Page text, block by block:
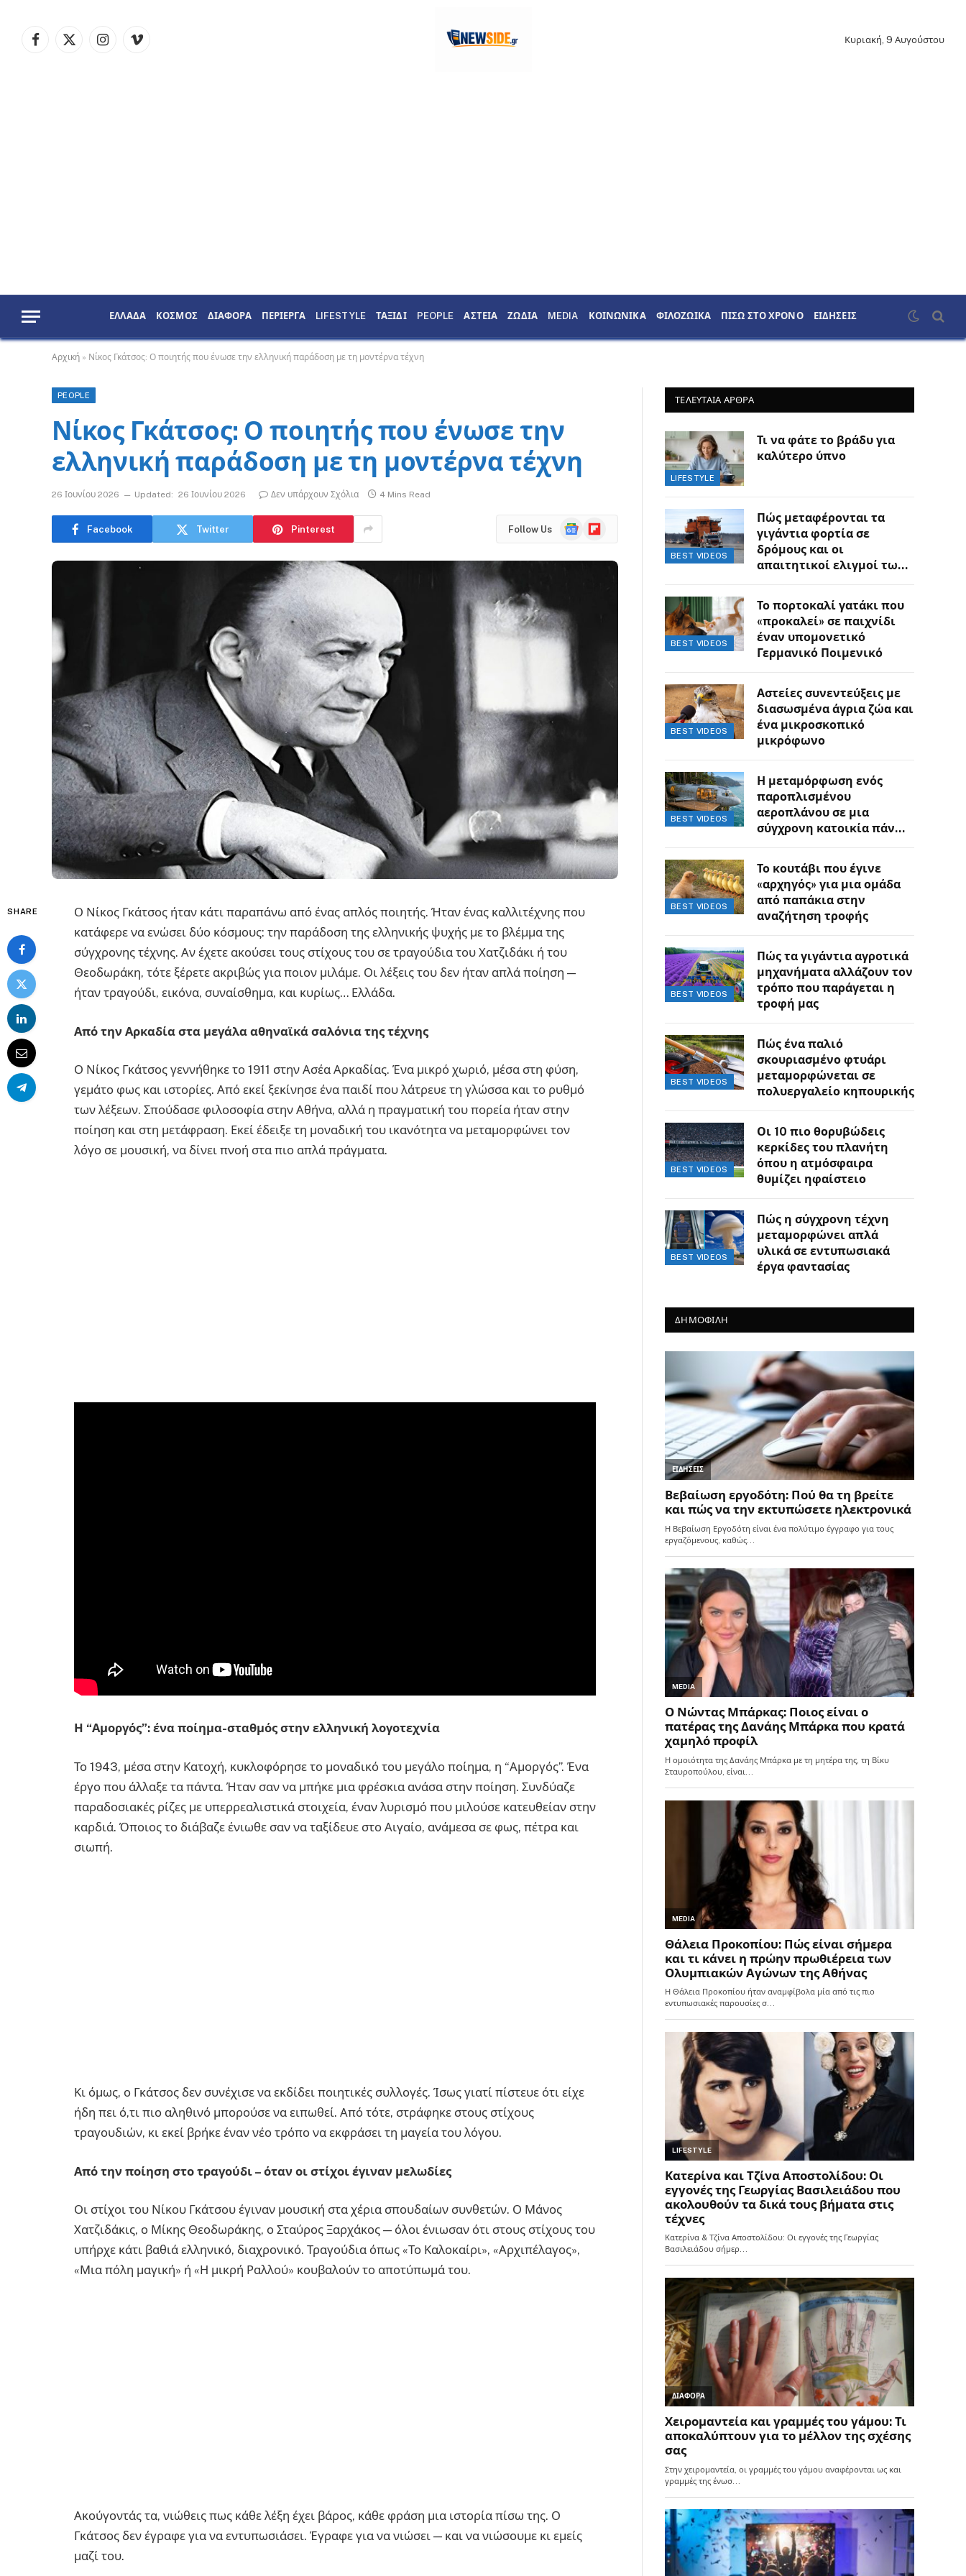
Facebook
X
InstagramVimeo
Κυριακή, 9 Αυγούστου
ΕΛΛΑΔΑ ΚΟΣΜΟΣ ΔΙΑΦΟΡΑ ΠΕΡΙΕΡΓΑ LIFESTYLE ΤΑΞΙΔΙ PEOPLE ΑΣΤΕΙΑ ΖΩΔΙΑ MEDIA ΚΟΙΝΩΝΙΚΑ ΦΙΛΟΖΩΙΚΑ ΠΙΣΩ ΣΤΟ ΧΡΟΝΟ ΕΙΔΗΣΕΙΣ
Αρχική » Νίκος Γκάτσος: Ο ποιητής που ένωσε την ελληνική παράδοση με τη μοντέρνα τέχνη
PEOPLE
Νίκος Γκάτσος: Ο ποιητής που ένωσε την
ελληνική παράδοση με τη μοντέρνα τέχνη
26 Ιουνίου 2026 Updated: 26 Ιουνίου 2026 Δεν υπάρχουν Σχόλια 4 Mins Read
Facebook Twitter Pinterest Follow Us
GoogleFlipboard
SHARE
Ο Νίκος Γκάτσος ήταν κάτι παραπάνω από ένας απλός ποιητής. Ήταν ένας καλλιτέχνης που
κατάφερε να ενώσει δύο κόσμους: την παράδοση της ελληνικής ψυχής με το βλέμμα της
σύγχρονης τέχνης. Αν έχετε ακούσει τους στίχους του σε τραγούδια του Χατζιδάκι ή του
Θεοδωράκη, τότε ξέρετε ακριβώς για ποιον μιλάμε. Οι λέξεις του δεν ήταν απλά ποίηση —
ήταν τραγούδι, εικόνα, συναίσθημα, και κυρίως… Ελλάδα.
Από την Αρκαδία στα μεγάλα αθηναϊκά σαλόνια της τέχνης
Ο Νίκος Γκάτσος γεννήθηκε το 1911 στην Ασέα Αρκαδίας. Ένα μικρό χωριό, μέσα στη φύση,
γεμάτο φως και ιστορίες. Από εκεί ξεκίνησε ένα παιδί που λάτρευε τη γλώσσα και το ρυθμό
των λέξεων. Σπούδασε φιλοσοφία στην Αθήνα, αλλά η πραγματική του πορεία ήταν στην
ποίηση και στη μετάφραση. Εκεί έδειξε τη μοναδική του ικανότητα να μεταμορφώνει τον
λόγο σε μουσική, να δίνει πνοή στα πιο απλά πράγματα.
Η “Αμοργός”: ένα ποίημα-σταθμός στην ελληνική λογοτεχνία
Το 1943, μέσα στην Κατοχή, κυκλοφόρησε το μοναδικό του μεγάλο ποίημα, η “Αμοργός”. Ένα
έργο που άλλαξε τα πάντα. Ήταν σαν να μπήκε μια φρέσκια ανάσα στην ποίηση. Συνδύαζε
παραδοσιακές ρίζες με υπερρεαλιστικά στοιχεία, έναν λυρισμό που μιλούσε κατευθείαν στην
καρδιά. Όποιος το διάβαζε ένιωθε σαν να ταξίδευε στο Αιγαίο, ανάμεσα σε φως, πέτρα και
σιωπή.
Κι όμως, ο Γκάτσος δεν συνέχισε να εκδίδει ποιητικές συλλογές. Ίσως γιατί πίστευε ότι είχε
ήδη πει ό,τι πιο αληθινό μπορούσε να ειπωθεί. Από τότε, στράφηκε στους στίχους
τραγουδιών, κι εκεί βρήκε έναν νέο τρόπο να εκφράσει τη μαγεία του λόγου.
Από την ποίηση στο τραγούδι – όταν οι στίχοι έγιναν μελωδίες
Οι στίχοι του Νίκου Γκάτσου έγιναν μουσική στα χέρια σπουδαίων συνθετών. Ο Μάνος
Χατζιδάκις, ο Μίκης Θεοδωράκης, ο Σταύρος Ξαρχάκος — όλοι ένιωσαν ότι στους στίχους του
υπήρχε κάτι βαθιά ελληνικό, διαχρονικό. Τραγούδια όπως «Το Καλοκαίρι», «Αρχιπέλαγος»,
«Μια πόλη μαγική» ή «Η μικρή Ραλλού» κουβαλούν το αποτύπωμά του.
Ακούγοντάς τα, νιώθεις πως κάθε λέξη έχει βάρος, κάθε φράση μια ιστορία πίσω της. Ο
Γκάτσος δεν έγραφε για να εντυπωσιάσει. Έγραφε για να νιώσει — και να νιώσουμε κι εμείς
μαζί του.
ΤΕΛΕΥΤΑΙΑ ΑΡΘΡΑ
LIFESTYLE
Τι να φάτε το βράδυ για
καλύτερο ύπνο
BEST VIDEOS
Πώς μεταφέρονται τα
γιγάντια φορτία σε
δρόμους και οι
απαιτητικοί ελιγμοί των
BEST VIDEOS
Το πορτοκαλί γατάκι που
«προκαλεί» σε παιχνίδι
έναν υπομονετικό
Γερμανικό Ποιμενικό
BEST VIDEOS
Αστείες συνεντεύξεις με
διασωσμένα άγρια ζώα και
ένα μικροσκοπικό
μικρόφωνο
BEST VIDEOS
Η μεταμόρφωση ενός
παροπλισμένου
αεροπλάνου σε μια
σύγχρονη κατοικία πάνω
BEST VIDEOS
Το κουτάβι που έγινε
«αρχηγός» για μια ομάδα
από παπάκια στην
αναζήτηση τροφής
BEST VIDEOS
Πώς τα γιγάντια αγροτικά
μηχανήματα αλλάζουν τον
τρόπο που παράγεται η
τροφή μας
BEST VIDEOS
Πώς ένα παλιό
σκουριασμένο φτυάρι
μεταμορφώνεται σε
πολυεργαλείο κηπουρικής
BEST VIDEOS
Οι 10 πιο θορυβώδεις
κερκίδες του πλανήτη
όπου η ατμόσφαιρα
θυμίζει ηφαίστειο
BEST VIDEOS
Πώς η σύγχρονη τέχνη
μεταμορφώνει απλά
υλικά σε εντυπωσιακά
έργα φαντασίας
ΔΗΜΟΦΙΛΗ